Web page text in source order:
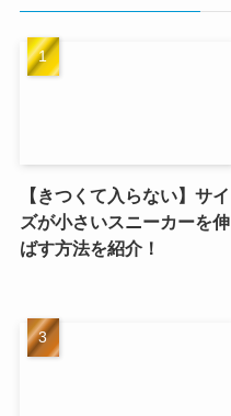
【きつくて入らない】サイ
ズが小さいスニーカーを伸
ばす方法を紹介！